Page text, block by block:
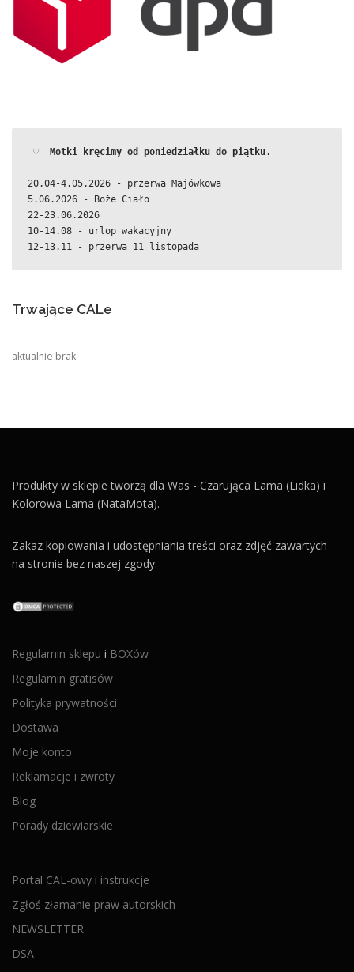
♡ Motki kręcimy od poniedziałku do piątku.
20.04-4.05.2026 - przerwa Majówkowa
5.06.2026 - Boże Ciało
22-23.06.2026
10-14.08 - urlop wakacyjny
12-13.11 - przerwa 11 listopada
Trwające CALe
aktualnie brak
Produkty w sklepie tworzą dla Was - Czarująca Lama (Lidka) i
Kolorowa Lama (NataMota).
Zakaz kopiowania i udostępniania treści oraz zdjęć zawartych
na stronie bez naszej zgody.
Regulamin sklepu i BOXów
Regulamin gratisów
Polityka prywatności
Dostawa
Moje konto
Reklamacje i zwroty
Blog
Porady dziewiarskie
Portal CAL-owy i instrukcje
Zgłoś złamanie praw autorskich
NEWSLETTER
DSA